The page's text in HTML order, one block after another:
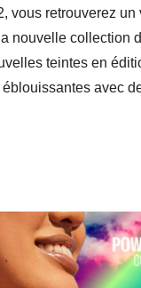
vous retrouverez un
nouvelle collection
teintes en
avec